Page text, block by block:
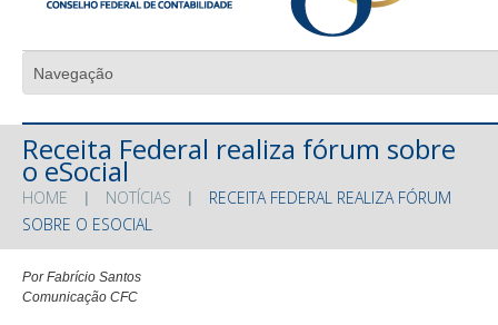
Receita Federal realiza fórum sobre
o eSocial
HOME NOTÍCIAS
RECEITA FEDERAL REALIZA FÓRUM
SOBRE O ESOCIAL
Por Fabrício Santos
Comunicação CFC